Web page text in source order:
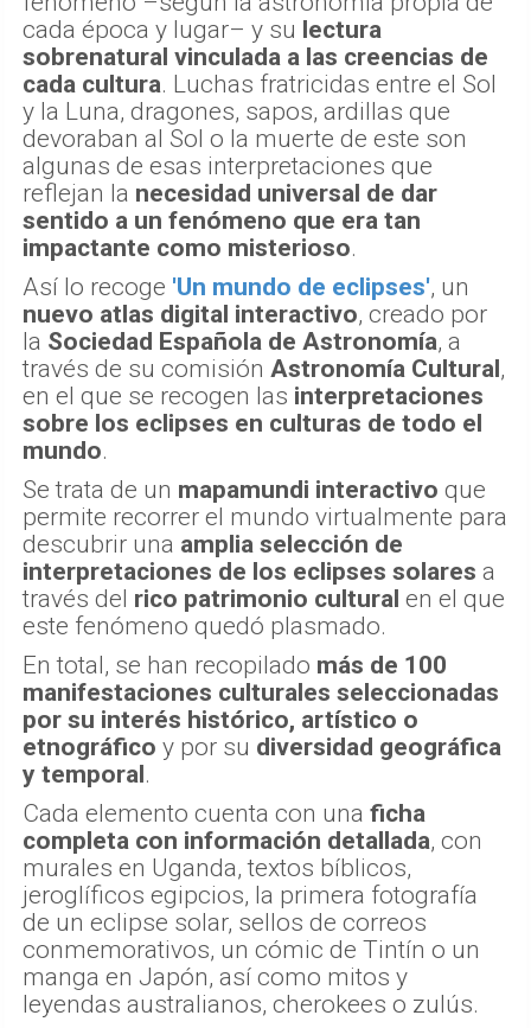
cada época y lugar– y su lectura
sobrenatural vinculada a las creencias de
cada cultura. Luchas fratricidas entre el Sol
y la Luna, dragones, sapos, ardillas que
devoraban al Sol o la muerte de este son
algunas de esas interpretaciones que
reflejan la necesidad universal de dar
sentido a un fenómeno que era tan
impactante como misterioso.
Así lo recoge 'Un mundo de eclipses', un
nuevo atlas digital interactivo, creado por
la Sociedad Española de Astronomía, a
través de su comisión Astronomía Cultural ,
en el que se recogen las interpretaciones
sobre los eclipses en culturas de todo el
mundo.
Se trata de un mapamundi interactivo que
permite recorrer el mundo virtualmente para
descubrir una amplia selección de
interpretaciones de los eclipses solares a
través del rico patrimonio cultural en el que
este fenómeno quedó plasmado.
En total, se han recopilado más de 100
manifestaciones culturales seleccionadas
por su interés histórico, artístico o
etnográfico y por su diversidad geográfica
y temporal .
Cada elemento cuenta con una ficha
completa con información detallada, con
murales en Uganda, textos bíblicos,
jeroglíficos egipcios, la primera fotografía
de un eclipse solar, sellos de correos
conmemorativos, un cómic de Tintín o un
manga en Japón, así como mitos y
leyendas australianos, cherokees o zulús.